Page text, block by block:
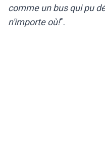
comme un bus qui pu
n'importe où!".